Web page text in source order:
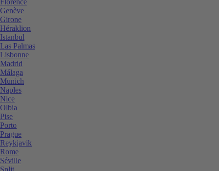
Genève
Girone
Héraklion
Istanbul
Las Palmas
Lisbonne
Madrid
Málaga
Munich
Naples
Nice
Olbia
Pise
Porto
Prague
Reykjavik
Rome
Séville
Split